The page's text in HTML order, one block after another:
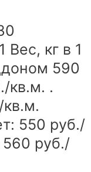
Вес, кг в 1
590
кв.м. .
550 руб./
руб./